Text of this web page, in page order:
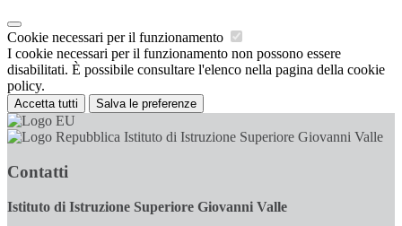
Cookie necessari per il funzionamento
I cookie necessari per il funzionamento non possono essere
disabilitati. È possibile consultare l'elenco nella pagina della cookie
policy.
Accetta tutti Salva le preferenze
Istituto di Istruzione Superiore Giovanni Valle
Contatti
Istituto di Istruzione Superiore Giovanni Valle